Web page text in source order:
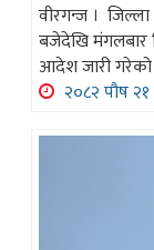
वीरगन्ज ।
बजेदेखि मंगलबार
आदेश जारी गरेको
२०८२ पौष २१